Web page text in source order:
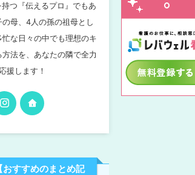
つ『伝えるプロ』でもあ
母、4人の孫の祖母とし
な日々の中でも理想のキ
法を、あなたの隣で全力
援します！
すすめのまとめ記